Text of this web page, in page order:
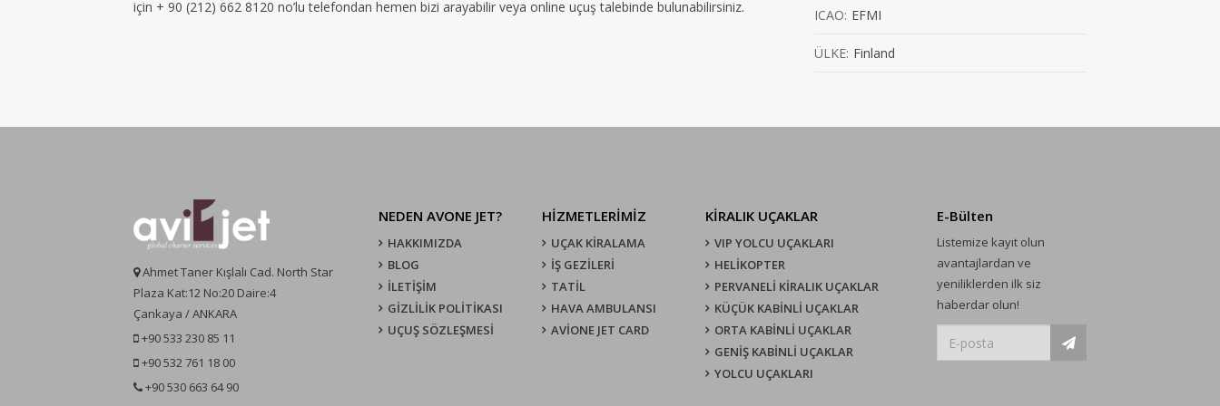
için + 90 (212) 662 8120 no’lu telefondan hemen bizi arayabilir veya online uçuş talebinde bulunabilirsiniz.
ICAO: EFMI
ÜLKE: Finland
Ahmet Taner Kışlalı Cad. North Star
Plaza Kat:12 No:20 Daire:4
Çankaya / ANKARA
+90 533 230 85 11
+90 532 761 18 00
+90 530 663 64 90
NEDEN AVONE JET?
HAKKIMIZDA
BLOG
İLETİŞİM
GİZLİLİK POLİTİKASI
UÇUŞ SÖZLEŞMESI
HİZMETLERİMİZ
UÇAK KIRALAMA
İŞ GEZİLERİ
TATİL
HAVA AMBULANSI
AVİONE JET CARD
KIRALIK UÇAKLAR
VIP YOLCU UÇAKLARI
HELİKOPTER
PERVANELİ KİRALIK UÇAKLAR
KÜÇÜK KABİNLİ UÇAKLAR
ORTA KABİNLİ UÇAKLAR
GENİŞ KABİNLİ UÇAKLAR
YOLCU UÇAKLARI
E-Bülten
Listemize kayıt olun
avantajlardan ve
yeniliklerden ilk siz
haberdar olun!